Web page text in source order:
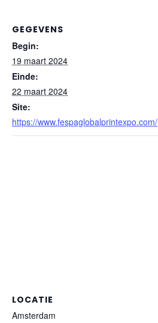
GEGEVENS
Begin:
19 maart 2024
Einde:
22 maart 2024
Site:
https://www.fespaglobalprintexpo.com/
LOCATIE
Amsterdam